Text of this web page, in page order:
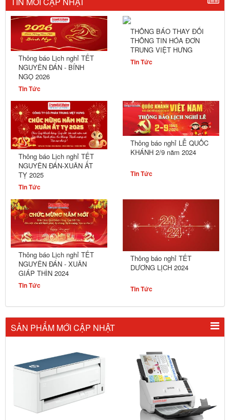
Thông báo Lịch nghỉ TẾT
NGUYÊN ĐÁN - BÍNH
NGỌ 2026
Tin Tức
THÔNG BÁO THAY ĐỔI
THÔNG TIN HÓA ĐƠN
TRUNG VIỆT HƯNG
Tin Tức
Thông báo Lịch nghỉ TẾT
NGUYÊN ĐÁN-XUÂN ẤT
TỴ 2025
Tin Tức
Thông báo nghỉ LỄ QUỐC
KHÁNH 2/9 năm 2024
Tin Tức
Thông báo Lịch nghỉ TẾT
NGUYÊN ĐÁN - XUÂN
GIÁP THÌN 2024
Tin Tức
Thông báo nghỉ TẾT
DƯƠNG LỊCH 2024
Tin Tức
SẢN PHẨM MỚI CẬP NHẬT